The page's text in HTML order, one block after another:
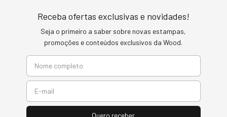
Receba ofertas exclusivas e novidades!
Seja o primeiro a saber sobre novas estampas,
promoções e conteúdos exclusivos da Wood.